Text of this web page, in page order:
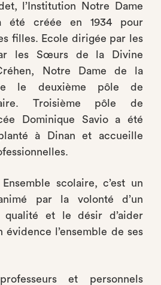
l’Institution Notre Dame
créée en 1934 pour
filles. Ecole dirigée par les
les Sœurs de la Divine
Notre Dame de la
le deuxième pôle de
Troisième pôle de
Dominique Savio a été
à Dinan et accueille
scolaire, c’est un
par la volonté d’un
qualité et le désir d’aider
évidence l’ensemble de ses
et personnels